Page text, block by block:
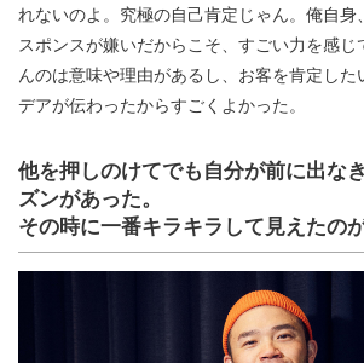
れないのよ。究極の自己肯定じゃん。俺自身
スポンスが嫌いだからこそ、すごい力を感じ
んのは意味や理由があるし、お客を肯定した
デアが伝わったからすごくよかった。
他を押しのけてでも自分が前に出な
ズンがあった。
その時に一番キラキラして見えたの